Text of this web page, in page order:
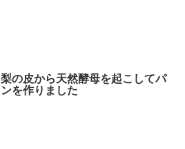
梨の皮から天然酵母を起こしてパ
ンを作りました